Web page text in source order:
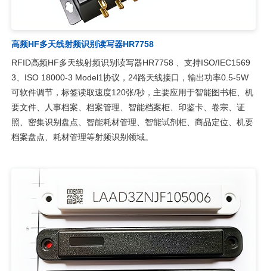
高频HF多天线射频识别读写器HR7758
RFID高频HF多天线射频识别读写器HR7758 、支持ISO/IEC1569
3、ISO 18000-3 Model1协议，24路天线接口，输出功率0.5-5W
可软件调节，标签读取速度120张/秒，主要应用于智能图书柜、机
要文件、人事档案、档案管理、智能档案柜、印鉴卡、卷宗、证
照、密集识别盘点、智能耗材管理、智能试剂柜、商品定位、机要
档案盘点、耗材管理等射频识别领域。